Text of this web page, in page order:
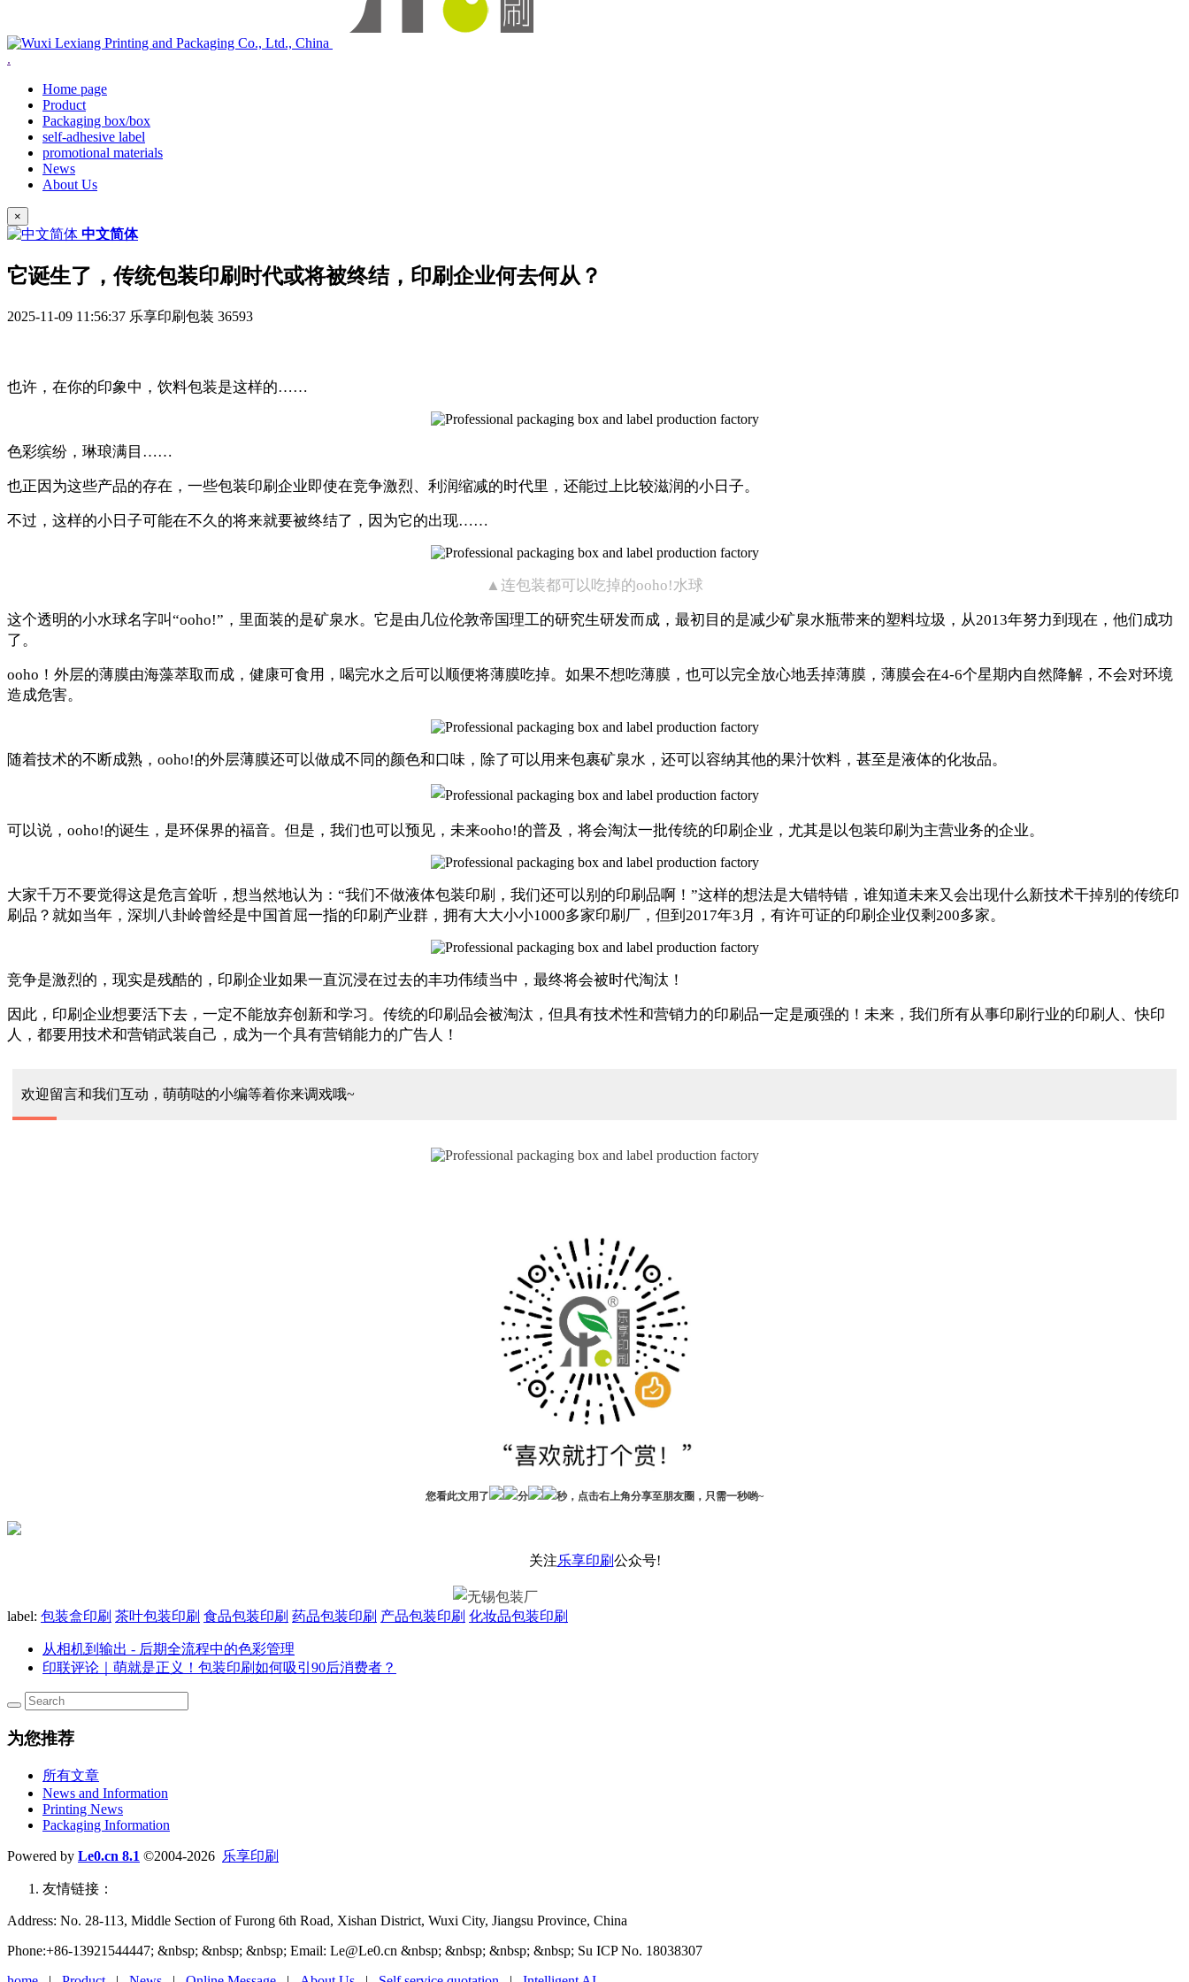
.
Home page
Product
Packaging box/box
self-adhesive label
promotional materials
News
About Us
×
中文简体
它诞生了，传统包装印刷时代或将被终结，印刷企业何去何从？
2025-11-09 11:56:37 乐享印刷包装 36593
也许，在你的印象中，饮料包装是这样的……
色彩缤纷，琳琅满目……
也正因为这些产品的存在，一些包装印刷企业即使在竞争激烈、利润缩减的时代里，还能过上比较滋润的小日子。
不过，这样的小日子可能在不久的将来就要被终结了，因为它的出现……
▲连包装都可以吃掉的ooho!水球
这个透明的小水球名字叫“ooho!”，里面装的是矿泉水。它是由几位伦敦帝国理工的研究生研发而成，最初目的是减少矿泉水瓶带来的塑料垃圾，从2013年努力到现在，他们成功
了。
ooho！外层的薄膜由海藻萃取而成，健康可食用，喝完水之后可以顺便将薄膜吃掉。如果不想吃薄膜，也可以完全放心地丢掉薄膜，薄膜会在4-6个星期内自然降解，不会对环境
造成危害。
随着技术的不断成熟，ooho!的外层薄膜还可以做成不同的颜色和口味，除了可以用来包裹矿泉水，还可以容纳其他的果汁饮料，甚至是液体的化妆品。
可以说，ooho!的诞生，是环保界的福音。但是，我们也可以预见，未来ooho!的普及，将会淘汰一批传统的印刷企业，尤其是以包装印刷为主营业务的企业。
大家千万不要觉得这是危言耸听，想当然地认为：“我们不做液体包装印刷，我们还可以别的印刷品啊！”这样的想法是大错特错，谁知道未来又会出现什么新技术干掉别的传统印
刷品？就如当年，深圳八卦岭曾经是中国首屈一指的印刷产业群，拥有大大小小1000多家印刷厂，但到2017年3月，有许可证的印刷企业仅剩200多家。
竞争是激烈的，现实是残酷的，印刷企业如果一直沉浸在过去的丰功伟绩当中，最终将会被时代淘汰！
因此，印刷企业想要活下去，一定不能放弃创新和学习。传统的印刷品会被淘汰，但具有技术性和营销力的印刷品一定是顽强的！未来，我们所有从事印刷行业的印刷人、快印
人，都要用技术和营销武装自己，成为一个具有营销能力的广告人！
欢迎留言和我们互动，萌萌哒的小编等着你来调戏哦~
您看此文用了 分 秒，点击右上角分享至朋友圈，只需一秒哟~
关注乐享印刷公众号!
label: 包装盒印刷 茶叶包装印刷 食品包装印刷 药品包装印刷 产品包装印刷 化妆品包装印刷
从相机到输出 - 后期全流程中的色彩管理
印联评论｜萌就是正义！包装印刷如何吸引90后消费者？
为您推荐
所有文章
News and Information
Printing News
Packaging Information
Powered by Le0.cn 8.1 ©2004-2026 乐享印刷
友情链接：
Address: No. 28-113, Middle Section of Furong 6th Road, Xishan District, Wuxi City, Jiangsu Province, China
Phone:+86-13921544447; &nbsp; &nbsp; &nbsp; Email: Le@Le0.cn &nbsp; &nbsp; &nbsp; &nbsp; Su ICP No. 18038307